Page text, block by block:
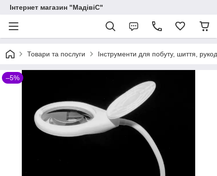
Інтернет магазин "МадівіС"
Товари та послуги Інструменти для побуту, шиття,
–5%